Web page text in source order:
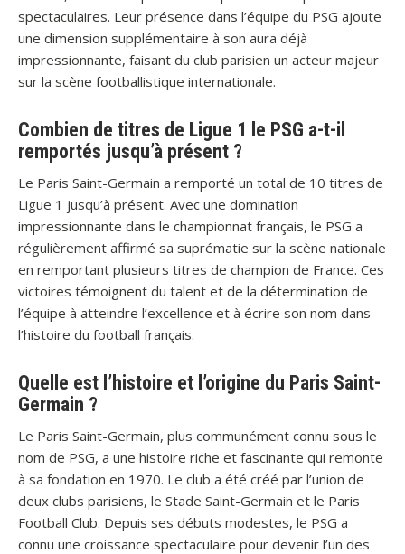
spectaculaires. Leur présence dans l’équipe du PSG ajoute
une dimension supplémentaire à son aura déjà
impressionnante, faisant du club parisien un acteur majeur
sur la scène footballistique internationale.
Combien de titres de Ligue 1 le PSG a-t-il
remportés jusqu’à présent ?
Le Paris Saint-Germain a remporté un total de 10 titres de
Ligue 1 jusqu’à présent. Avec une domination
impressionnante dans le championnat français, le PSG a
régulièrement affirmé sa suprématie sur la scène nationale
en remportant plusieurs titres de champion de France. Ces
victoires témoignent du talent et de la détermination de
l’équipe à atteindre l’excellence et à écrire son nom dans
l’histoire du football français.
Quelle est l’histoire et l’origine du Paris Saint-
Germain ?
Le Paris Saint-Germain, plus communément connu sous le
nom de PSG, a une histoire riche et fascinante qui remonte
à sa fondation en 1970. Le club a été créé par l’union de
deux clubs parisiens, le Stade Saint-Germain et le Paris
Football Club. Depuis ses débuts modestes, le PSG a
connu une croissance spectaculaire pour devenir l’un des